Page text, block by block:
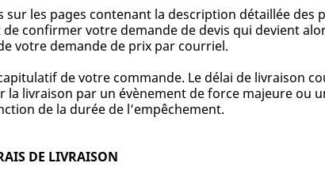
les pages contenant la description détaillée
confirmer votre demande de devis qui devient
votre demande de prix par courriel.
de votre commande. Le délai de livraison
livraison par un évènement de force majeure ou
de la durée de l’empêchement.
DE LIVRAISON